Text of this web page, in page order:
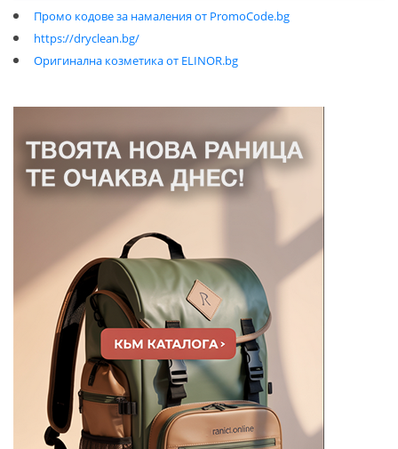
Промо кодове за намаления от PromoCode.bg
https://dryclean.bg/
Оригинална козметика от ELINOR.bg